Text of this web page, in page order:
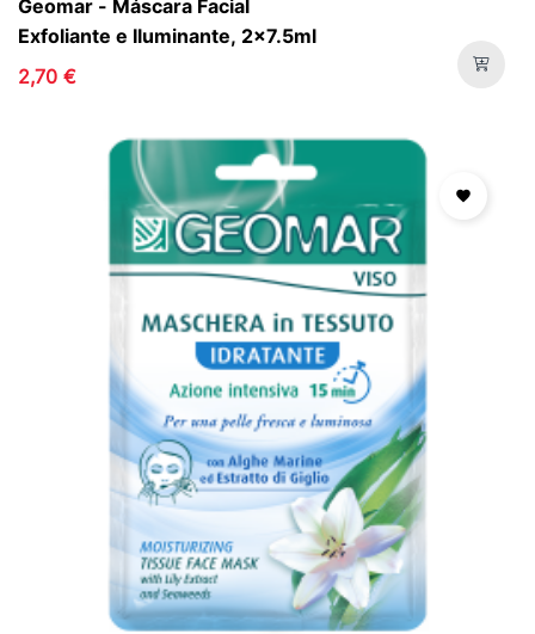
Geomar - Máscara Facial
Exfoliante e Iluminante, 2x7.5ml
2,70 €
